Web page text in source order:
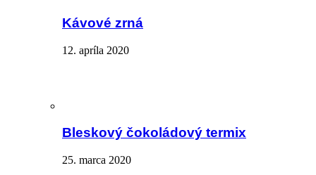
Kávové zrná
12. apríla 2020
Bleskový čokoládový termix
25. marca 2020